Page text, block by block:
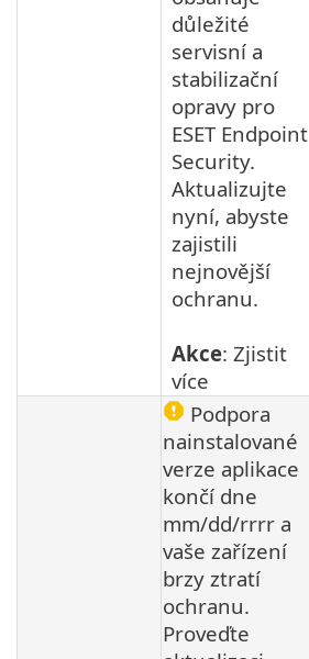
důležité
servisní a
stabilizační
opravy pro
ESET Endpoint
Security.
Aktualizujte
nyní, abyste
zajistili
nejnovější
ochranu.
Akce: Zjistit
více
Podpora
nainstalované
verze aplikace
končí dne
mm/dd/rrrr a
vaše zařízení
brzy ztratí
ochranu.
Proveďte